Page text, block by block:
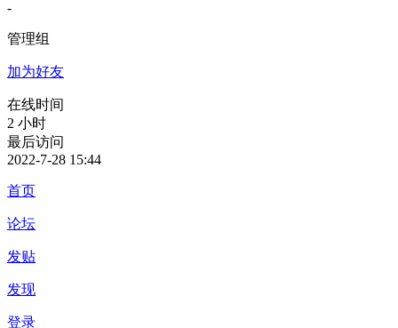
-
管理组
加为好友
在线时间
2 小时
最后访问
2022-7-28 15:44
首页
论坛
发贴
发现
登录